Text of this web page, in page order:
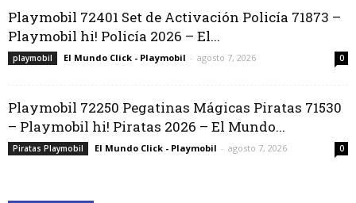
Playmobil 72401 Set de Activación Policía 71873 –
Playmobil hi! Policía 2026 – El...
playmobil El Mundo Click - Playmobil - agosto 7, 2026 0
Playmobil 72250 Pegatinas Mágicas Piratas 71530
– Playmobil hi! Piratas 2026 – El Mundo...
Piratas Playmobil El Mundo Click - Playmobil - agosto 7, 2026 0